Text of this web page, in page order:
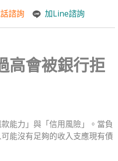
諮詢 加Line諮詢
高會被銀行拒
能力」與「信用風險」。當負
能沒有足夠的收入支應現有債